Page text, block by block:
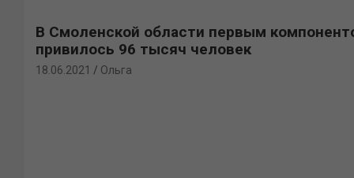
В Смоленской области первым
привилось 96 тысяч человек
18.06.2021 Ольга